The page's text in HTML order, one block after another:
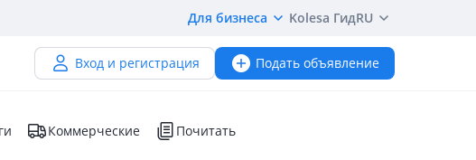
Для бизнеса Kolesa ГидRU
Вход и регистрация Подать объявление
Коммерческие Почитать